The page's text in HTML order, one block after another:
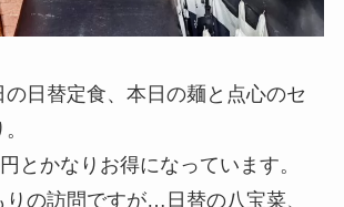
日替定食、本日の麺と点心のセ
とかなりお得になっています。
の訪問ですが…日替の八宝菜、